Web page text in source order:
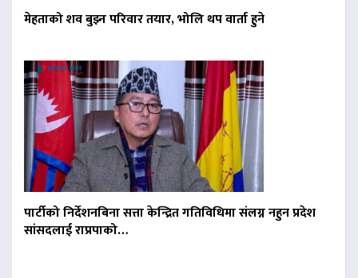
मेहताको शव बुझ्न परिवार तयार, भोलि थप वार्ता हुने
पार्टीको निर्देशनबिना सत्ता केन्द्रित गतिविधिमा संलग्न नहुन प्रदेश
सांसदलाई राप्रपाको…